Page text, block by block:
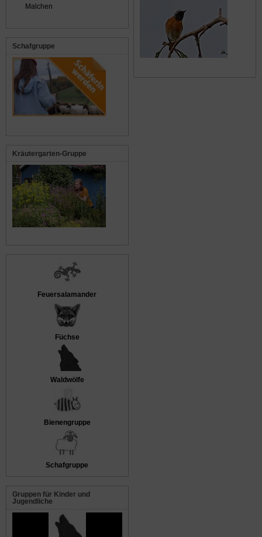
Malchen
Schafgruppe
Kräutergarten-Gruppe
Feuersalamander
Füchse
Waldwölfe
Bienengruppe
Schafgruppe
Gruppen für Kinder und
Jugendliche